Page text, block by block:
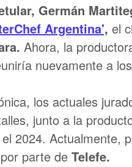
Germán
Argentina', el
Ahora, la
nuevamente a
los actuales
junto a la
2024. Actualmente,
parte de Telefe.